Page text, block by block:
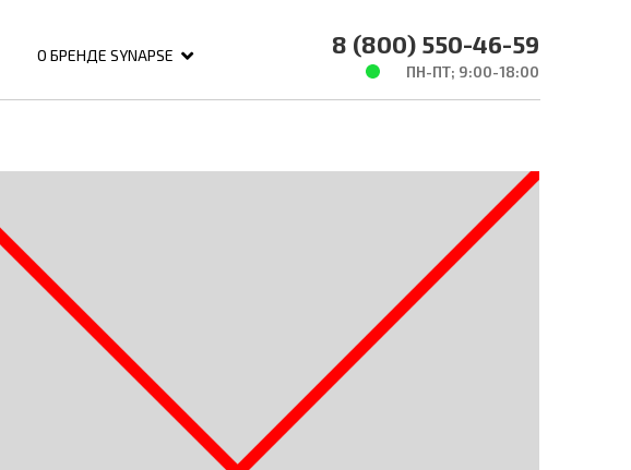
О БРЕНДЕ SYNAPSE 8 (800) 550-46-59
ПН-ПТ; 9:00-18:00